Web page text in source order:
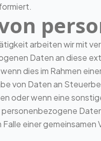
arbeiten wir mit
Daten an diese
dies im Rahmen
von Daten an
oder wenn eine
einer